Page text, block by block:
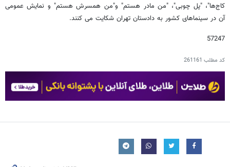
کاج‌ها"، "پل چوبی"، "من مادر هستم" و"من همسرش هستم" و نمایش عمومی
آن در سینماهای کشور به دادستان تهران شکایت می کنند.
57247
کد مطلب 261161